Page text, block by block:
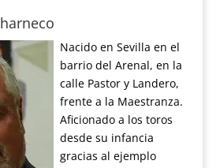
Nacido en Sevilla en el
barrio del Arenal, en la
calle Pastor y Landero,
frente a la Maestranza.
Aficionado a los toros
desde su infancia
gracias al ejemplo